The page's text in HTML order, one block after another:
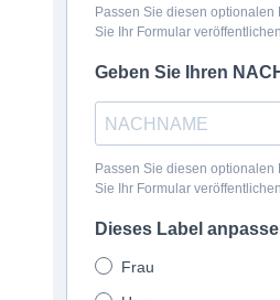
Passen Sie diesen optionalen
Sie Ihr Formular
Geben Sie Ihren
Passen Sie diesen optionalen
Sie Ihr Formular
Dieses Label
Frau